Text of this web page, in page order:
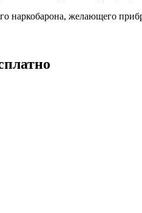
наркобарона, желающего